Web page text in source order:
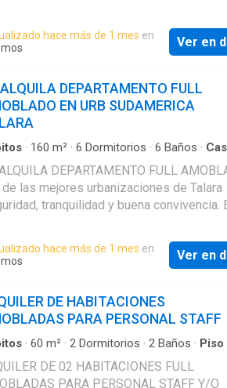
PATIO SISTEMA DE AGUA:
Y 5 TANQUES ELEVADOS DE 1100 LT
hace más de 1 mes en
Ver en
DEPARTAMENTO FULL
EN URB SUDAMERICA
· 160 m² · 6 Dormitorios · 6 Baños ·
DEPARTAMENTO FULL
de las mejores urbanizaciones de Talara
tranquilidad y buena convivencia.
2do Nivel con acceso independiente y
con cable e internet, agua y luz las 24
el monto del alquiler están incluídos los
El Arrendatario. Con Señalización y
de Seguridad. El sistema de
de 2 cisternas subterráneas de 2500
y 2 Tanques elevados de 1100 Lt cada
de Almacenamiento Total 7200 Lts
hace más de 1 mes en
Ver en
DE HABITACIONES
PARA PERSONAL STAFF
· 60 m² · 2 Dormitorios · 2 Baños · Piso
DE 02 HABITACIONES FULL
PARA PERSONAL STAFF Y/O